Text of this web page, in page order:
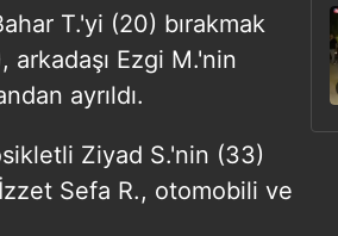
T.'yi (20) bırakmak
Ezgi M.'nin
ayrıldı.
Ziyad S.'nin (33)
Sefa R., otomobili ve